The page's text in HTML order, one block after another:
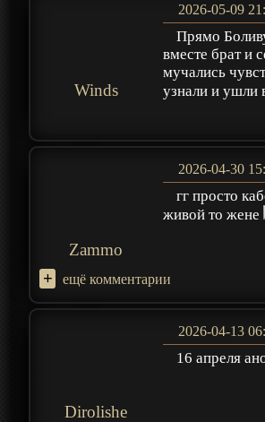
Winds
2026-05-09
Прямо
вместе брат и
мучались
узнали и ушли
Zammo
2026-04-30
гг просто
живой то жене
+ ещё комментарии
Dirolishe
2026-04-13
16 апреля